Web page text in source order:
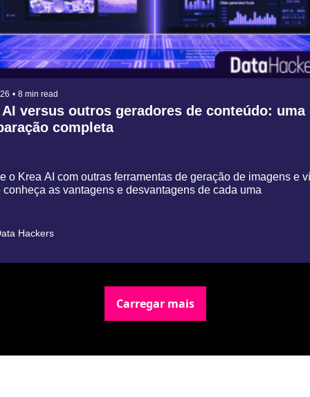
• 8 min read
versus outros geradores de conteúdo: uma
completa
o Krea AI com outras ferramentas de geração de imagens e
conheça as vantagens e desvantagens de cada uma
Hackers
Carregar mais